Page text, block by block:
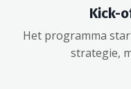
Kick-
Het programma
strategie,